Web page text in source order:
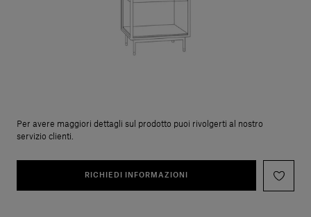
Per avere maggiori dettagli sul prodotto puoi rivolgerti al nostro
servizio clienti.
RICHIEDI INFORMAZIONI